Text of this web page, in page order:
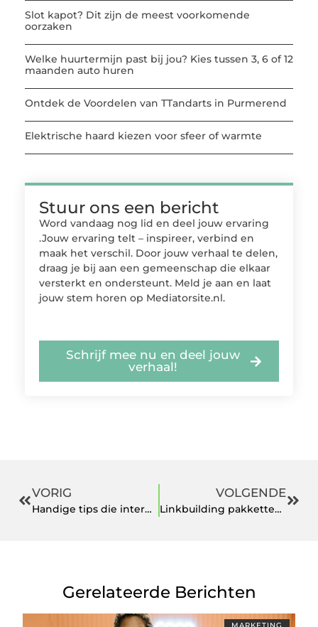
Slot kapot? Dit zijn de meest voorkomende
oorzaken
Welke huurtermijn past bij jou? Kies tussen 3, 6 of 12
maanden auto huren
Ontdek de Voordelen van TTandarts in Purmerend
Elektrische haard kiezen voor sfeer of warmte
Stuur ons een bericht
Word vandaag nog lid en deel jouw ervaring
.Jouw ervaring telt – inspireer, verbind en
maak het verschil. Door jouw verhaal te delen,
draag je bij aan een gemeenschap die elkaar
versterkt en ondersteunt. Meld je aan en laat
jouw stem horen op Mediatorsite.nl.
Schrijf mee nu en deel jouw
verhaal!
VORIG
Handige tips die internetten een stuk gemakkelijker maken
VOLGENDE
Linkbuilding pakketten bestellen online
Gerelateerde Berichten
MARKETING